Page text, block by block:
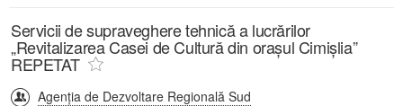
Servicii de supraveghere tehnică a lucrărilor
„Revitalizarea Casei de Cultură din orașul Cimișlia”
REPETAT
Agenția de Dezvoltare Regională Sud